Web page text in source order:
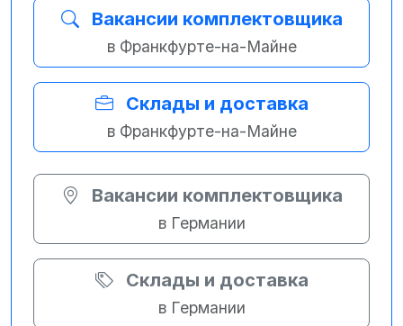
Вакансии комплектовщика
в Франкфурте-на-Майне
Склады и доставка
в Франкфурте-на-Майне
Вакансии комплектовщика
в Германии
Склады и доставка
в Германии